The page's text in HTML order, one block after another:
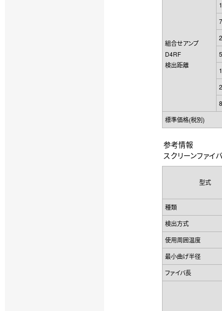
組合せアンプ
D4RF
検出距離
標準価格(税別)
参考情報
スクリーンファイ
型式
種類
検出方式
使用周囲温度
最小曲げ半径
ファイバ長